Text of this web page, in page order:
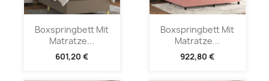
Boxspringbett Mit
Matratze...
601,20 €
Boxspringbett Mit
Matratze...
922,80 €